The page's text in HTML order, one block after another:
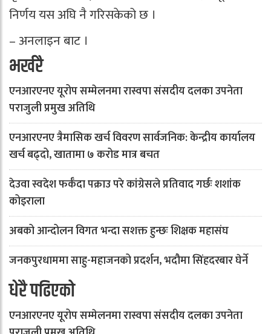
निर्णय यस अघि नै गरिसकेको छ ।
– अनलाइन बाट ।
भर्खरै
एनआरएनए यूरोप सम्मेलनमा रास्वपा संसदीय दलका उपनेता
पराजुली प्रमुख अतिथि
एनआरएनए त्रैमासिक खर्च विवरण सार्वजनिक: केन्द्रीय कार्यालय
खर्च बढ्दो, खातामा ७ करोड मात्र बचत
देउवा स्वदेश फर्कँदा पक्राउ परे कांग्रेसले प्रतिवाद गर्छः शशांक
कोइराला
अबको आन्दोलन विगत भन्दा सशक्त हुन्छः शिक्षक महासंघ
जनकपुरधाममा साहु-महाजनको प्रदर्शन, भदौमा सिंहदरबार घेर्ने
धेरै पढिएको
एनआरएनए यूरोप सम्मेलनमा रास्वपा संसदीय दलका उपनेता